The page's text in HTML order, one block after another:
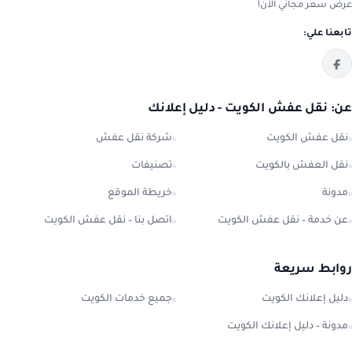
عرض سعر مجاني الآن!
تابعنا علي:
عن: نقل عفش الكويت - دليل إعلانك
نقل عفش الكويت شركة نقل عفش
نقل العفش بالكويت تصنيفات
مدونة خريطة الموقع
عن خدمة – نقل عفش الكويت اتصل بنا – نقل عفش الكويت
روابط سريعة
دليل إعلانك الكويت جميع خدمات الكويت
مدونة – دليل إعلانك الكويت